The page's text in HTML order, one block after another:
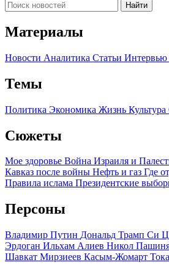
Найти
Материалы
Новости Аналитика Статьи Интервью
Темы
Политика Экономика Жизнь Культура
Сюжеты
Мое здоровье Война Израиля и
Кавказ после войны Нефть и газ Где
Правила ислама Президентские
Персоны
Владимир Путин Дональд Трамп Си
Эрдоган Ильхам Алиев Никол
Шавкат Мирзиеев Касым-Жомарт